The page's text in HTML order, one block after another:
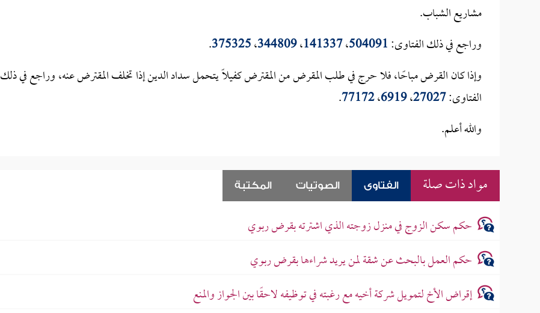
مشاريع الشباب.
وراجع في ذلك الفتاوى:504091،141337،344809،375325
.
وإذا كان القرض مباحًا، فلا حرج في طلب المقرض من المقترض كفيلاً يتحمل سداد الدين إذا تخلف المقترض عنه، وراجع في ذلك
الفتاوى:27027،6919،77172
.
والله أعلم.
مواد ذات صلة الفتاوى الصوتيات المكتبة
حكم سكن الزوج في منزل زوجته الذي اشترته بقرض ربوي
حكم العمل بالبحث عن شقة لمن يريد شراءها بقرض ربوي
إقراض الأخ لتمويل شركة أخيه مع رغبته في توظيفه لاحقًا بين الجواز والمنع